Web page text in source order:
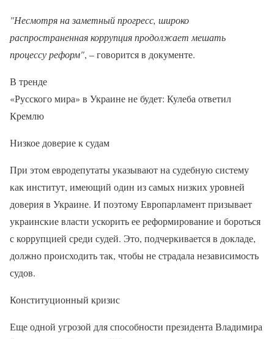
"Несмотря на заметный прогресс, широко
распространенная коррупция продолжает мешать
процессу реформ", – говорится в документе.
В тренде
«Русского мира» в Украине не будет: Кулеба ответил
Кремлю
Низкое доверие к судам
При этом евродепутаты указывают на судебную систему
как институт, имеющий один из самых низких уровней
доверия в Украине. И поэтому Европарламент призывает
украинские власти ускорить ее реформирование и бороться
с коррупцией среди судей. Это, подчеркивается в докладе,
должно происходить так, чтобы не страдала независимость
судов.
Конституционный кризис
Еще одной угрозой для способности президента Владимира